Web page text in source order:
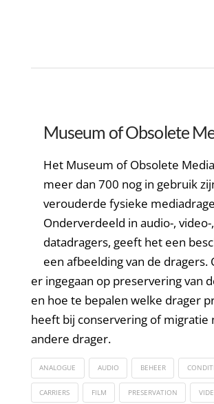
Museum of Obsolete
Het Museum of Obsolete
meer dan 700 nog in gebruik
verouderde fysieke
Onderverdeeld in audio-,
datadragers, geeft het een
een afbeelding van de dragers.
er ingegaan op preservering van
en hoe te bepalen welke drager
heeft bij conservering of migratie
andere drager.
ANALOGUE AUDIO BEHEER
CARRIERS FILM PRESERVATION